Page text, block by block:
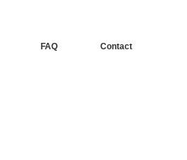
FAQ Contact